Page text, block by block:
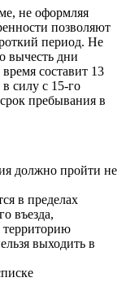
не оформляя
позволяют
период. Не
вычесть дни
составит 13
силу с 15-го
пребывания в
должно пройти не
в пределах
въезда,
территорию
выходить в